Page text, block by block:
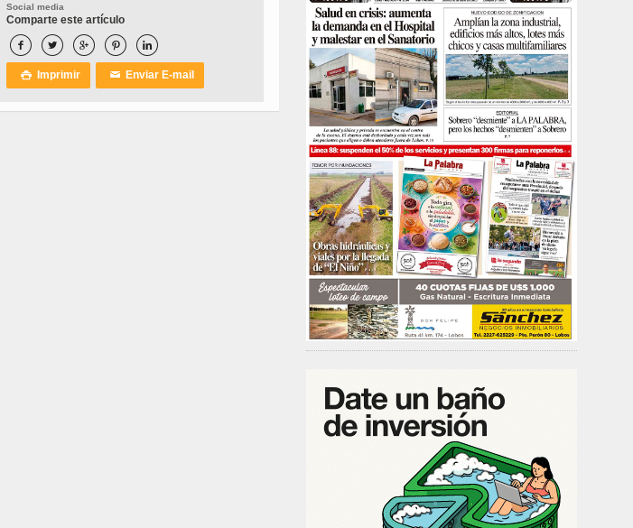
Social media
Comparte este artículo
    
 Imprimir ✉ Enviar E-mail